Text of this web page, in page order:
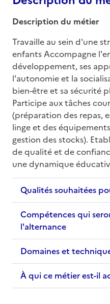
Description du métier
Travaille au sein d'une
enfants Accompagne
développement, ses
l'autonomie et la
bien-être et sa sécurité
Participe aux tâches
(préparation des repas,
linge et des
gestion des stocks).
de qualité et de
une dynamique
Qualités souhaitées
Compétences qui
l'alternance
Domaines et
À qui ce métier est-il